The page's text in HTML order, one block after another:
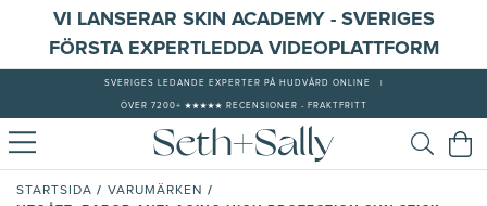
VI LANSERAR SKIN ACADEMY - SVERIGES
FÖRSTA EXPERTLEDDA VIDEOPLATTFORM
SVERIGES LEDANDE EXPERTER PÅ HUDVÅRD ONLINE
ÖVER 7200+ ★★★★★ RECENSIONER - FRAKTFRITT
STARTSIDA / VARUMÄRKEN /